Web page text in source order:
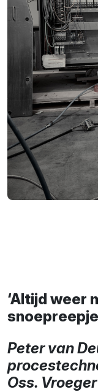
‘Altijd weer
Peter van
Oss.